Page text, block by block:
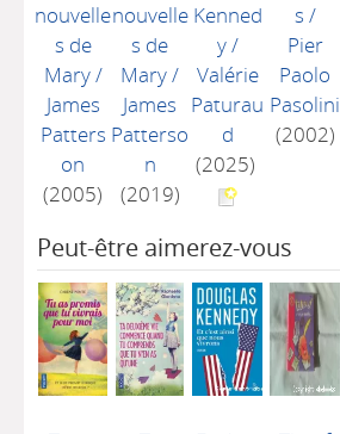
nouvelle
s de
Mary/
James
Patters
on
(2005)
nouvelle
s de
Mary/
James
Patterso
n
(2019)
Kenned
y/
Valérie
Paturau
d
(2025)
s /
Pier
Paolo
Pasolini
(2002)
Peut-être aimerez-vous